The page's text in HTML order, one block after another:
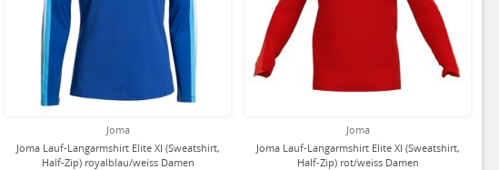
Joma
Joma Lauf-Langarmshirt Elite XI (Sweatshirt,
Half-Zip) royalblau/weiss Damen
Joma
Joma Lauf-Langarmshirt Elite XI (Sweatshirt,
Half-Zip) rot/weiss Damen